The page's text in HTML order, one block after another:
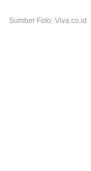
Sumber Foto: Viva.co.id